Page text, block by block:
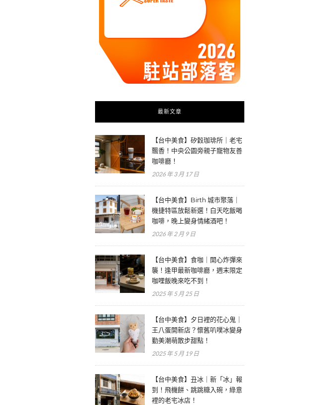
最新文章
【台中美食】矽穀珈琲所｜老宅
飄香！中央公園旁親子寵物友善
咖啡廳！
2026 年 3 月 17 日
【台中美食】Birth 城市聚落｜
機捷特區放鬆新選！白天吃飯喝
咖啡，晚上變身情緒酒吧！
2026 年 2 月 9 日
【台中美食】食咖｜開心炸彈來
襲！逢甲最新咖啡廳，週末限定
咖哩飯晚來吃不到！
2025 年 5 月 25 日
【台中美食】夕日裡的花心鬼｜
王八蛋開新店？懷舊叭噗冰變身
勤美潮萌散步甜點！
2025 年 5 月 19 日
【台中美食】丑冰｜新「冰」報
到！飛機餅、跳跳糖入碗，綠意
裡的老宅冰店！